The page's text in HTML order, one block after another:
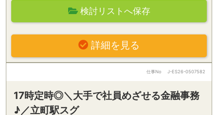
検討リストへ保存
詳細を見る
仕事No J-ES26-0507582
17時定時◎＼大手で社員めざせる金融事務
♪／立町駅スグ